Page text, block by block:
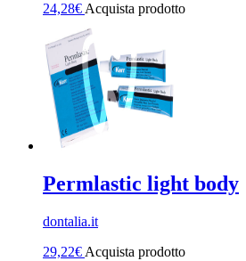
24,28€ Acquista prodotto
Permlastic light body
dontalia.it
29,22€ Acquista prodotto